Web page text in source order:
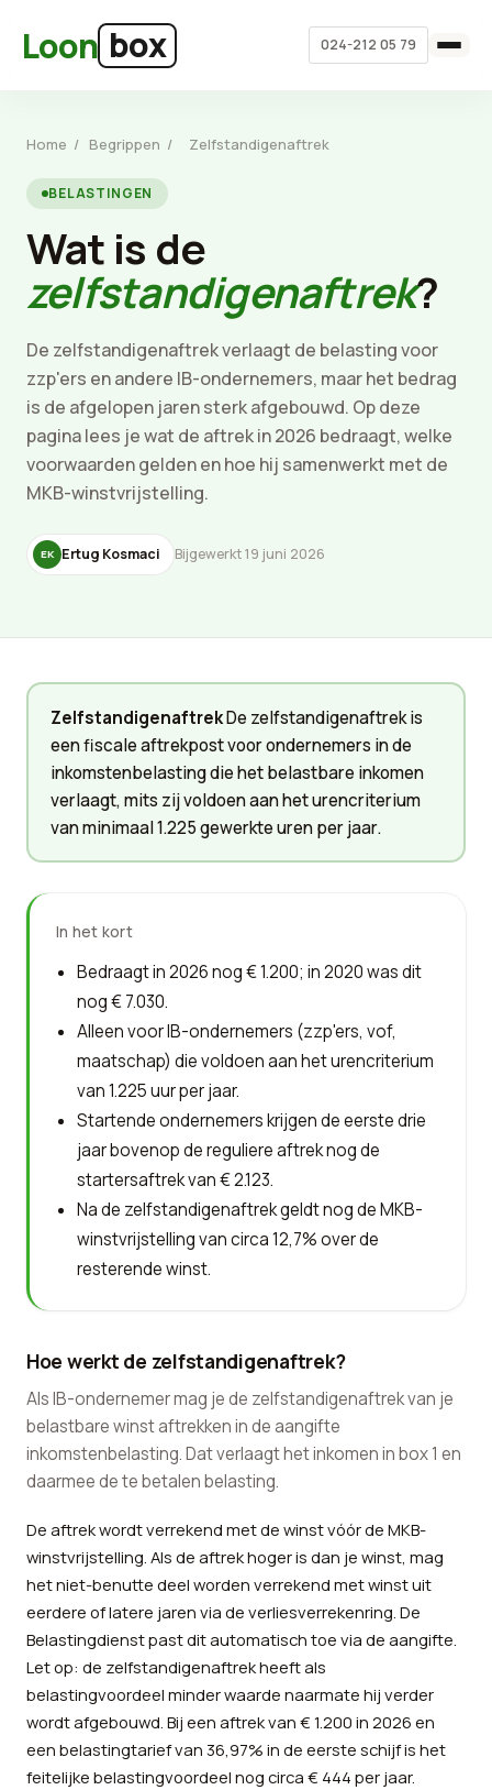
Loon box 024-212 05 79
Home / Begrippen / Zelfstandigenaftrek
BELASTINGEN
Wat is de
zelfstandigenaftrek?
De zelfstandigenaftrek verlaagt de belasting voor
zzp'ers en andere IB-ondernemers, maar het bedrag
is de afgelopen jaren sterk afgebouwd. Op deze
pagina lees je wat de aftrek in 2026 bedraagt, welke
voorwaarden gelden en hoe hij samenwerkt met de
MKB-winstvrijstelling.
EK Ertug Kosmaci Bijgewerkt 19 juni 2026
ZelfstandigenaftrekDe zelfstandigenaftrek is
een fiscale aftrekpost voor ondernemers in de
inkomstenbelasting die het belastbare inkomen
verlaagt, mits zij voldoen aan het urencriterium
van minimaal 1.225 gewerkte uren per jaar.
In het kort
Bedraagt in 2026 nog € 1.200; in 2020 was dit
nog € 7.030.
Alleen voor IB-ondernemers (zzp'ers, vof,
maatschap) die voldoen aan het urencriterium
van 1.225 uur per jaar.
Startende ondernemers krijgen de eerste drie
jaar bovenop de reguliere aftrek nog de
startersaftrek van € 2.123.
Na de zelfstandigenaftrek geldt nog de MKB-
winstvrijstelling van circa 12,7% over de
resterende winst.
Hoe werkt de zelfstandigenaftrek?
Als IB-ondernemer mag je de zelfstandigenaftrek van je
belastbare winst aftrekken in de aangifte
inkomstenbelasting. Dat verlaagt het inkomen in box 1 en
daarmee de te betalen belasting.
De aftrek wordt verrekend met de winst vóór de MKB-
winstvrijstelling. Als de aftrek hoger is dan je winst, mag
het niet-benutte deel worden verrekend met winst uit
eerdere of latere jaren via de verliesverrekenring. De
Belastingdienst past dit automatisch toe via de aangifte.
Let op: de zelfstandigenaftrek heeft als
belastingvoordeel minder waarde naarmate hij verder
wordt afgebouwd. Bij een aftrek van € 1.200 in 2026 en
een belastingtarief van 36,97% in de eerste schijf is het
feitelijke belastingvoordeel nog circa € 444 per jaar.